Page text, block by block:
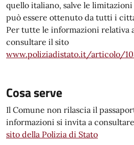
quello italiano, salve le
può essere ottenuto da tutti i
Per tutte le informazioni relativa
consultare il sito
www.poliziadistato.it/articolo/
Cosa serve
Il Comune non rilascia il
informazioni si invita a
sito della Polizia di Stato